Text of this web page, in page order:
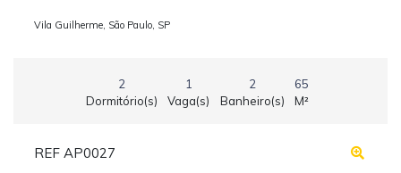
Vila Guilherme, São Paulo, SP
2
Dormitório(s)
1
Vaga(s)
2
Banheiro(s)
65
M²
REF AP0027